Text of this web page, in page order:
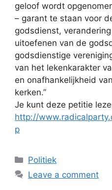
geloof wordt
– garant te staan voor
godsdienst,
uitoefenen van de
godsdienstige
van het lekenkarakter
en onafhankelijkheid
kerken.”
Je kunt deze petitie
http://
p
Categories
Politiek
Leave a comment